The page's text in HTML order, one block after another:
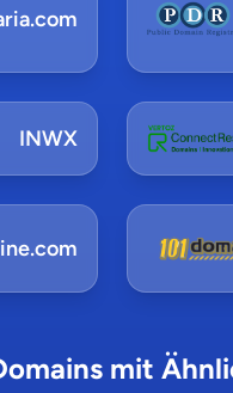
INWX
mit